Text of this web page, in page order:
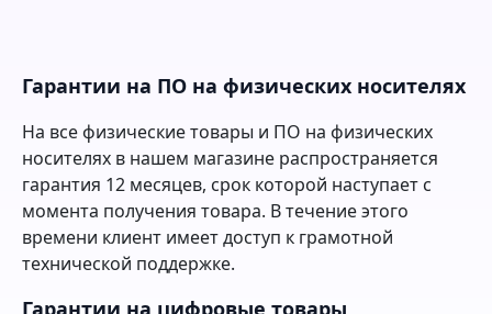
Гарантии на ПО на физических носителях
На все физические товары и ПО на физических
носителях в нашем магазине распространяется
гарантия 12 месяцев, срок которой наступает с
момента получения товара. В течение этого
времени клиент имеет доступ к грамотной
технической поддержке.
Гарантии на цифровые товары